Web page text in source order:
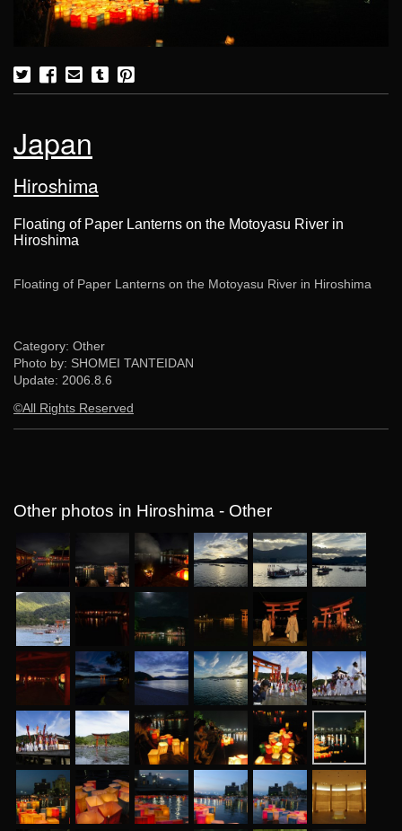
Japan
Hiroshima
Floating of Paper Lanterns on the Motoyasu River in
Hiroshima
Floating of Paper Lanterns on the Motoyasu River in Hiroshima
Category: Other
Photo by: SHOMEI TANTEIDAN
Update: 2006.8.6
©All Rights Reserved
Other photos in Hiroshima - Other